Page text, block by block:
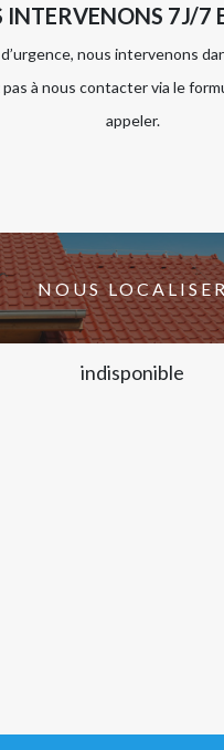
INTERVENONS 7J/7
nous intervenons
pas à nous contacter via le
appeler.
NOUS
indisponible